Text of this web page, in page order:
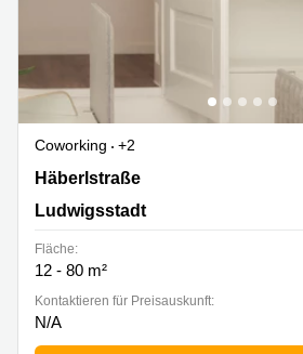
Coworking
+2
Häberlstraße 26, Ludwigsstadt
Häberlstraße
Ludwigsstadt
Fläche:
12 - 80 m²
Kontaktieren für Preisauskunft:
N/A